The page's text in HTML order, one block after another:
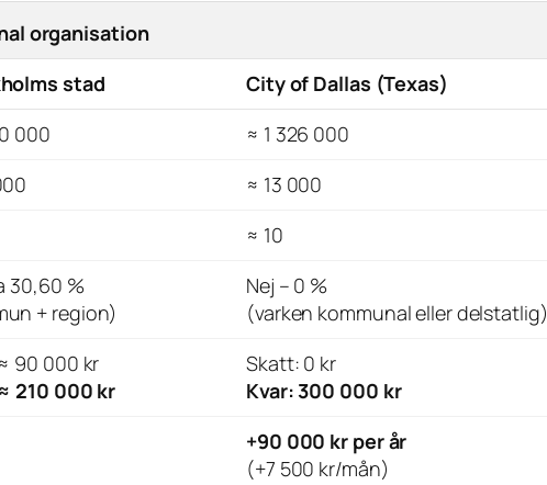
organisation
stad
City of Dallas (Texas)
000
≈ 1 326 000
≈ 13 000
≈ 10
30,60 %
+ region)
Nej – 0 %
(varken kommunal eller delstatlig)
90 000 kr
210 000 kr
Skatt: 0 kr
Kvar: 300 000 kr
+90 000 kr per år
(+7 500 kr/mån)